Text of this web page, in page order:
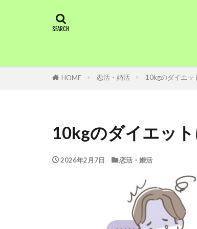
HOME 恋活・婚活 10kgのダイエッ
10kgのダイエッ
2026年2月7日 恋活・婚活